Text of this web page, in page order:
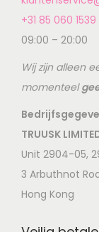
+31 85 060 1539
09:00 – 20:00
Wij zijn alleen
momenteel
TRUUSK
Unit 2904-05,
3 Arbuthnot
Hong Kong